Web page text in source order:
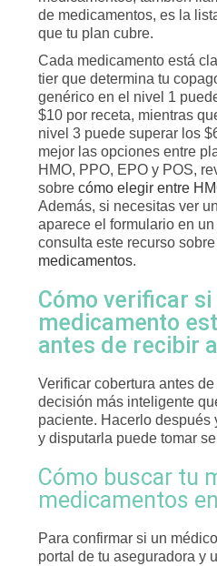
de medicamentos, es la
que tu plan cubre.
Cada medicamento está
tier que determina tu
genérico en el nivel 1
$10 por receta, mientras
nivel 3 puede superar los
mejor las opciones entre
HMO, PPO, EPO y POS,
sobre cómo elegir entre
Además, si necesitas ver
aparece el formulario en
consulta este recurso sobre
medicamentos.
Cómo verificar
medicamento
antes de recibir
Verificar cobertura antes
decisión más inteligente
paciente. Hacerlo después
y disputarla puede tomar
Cómo buscar tu
medicamentos
Para confirmar si un
portal de tu aseguradora y